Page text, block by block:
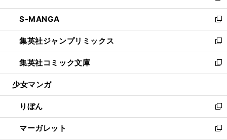
開
く
ウ
で
開
く
ン
ド
ウ
で
開
く
ウ
ィ
ン
ド
ウ
で
開
し
い
ウ
ィ
ン
ド
ウ
開
く
S-MANGA
新
し
い
ウ
ィ
ン
ウ
で
開
く
集英社ジャンプリミックス
新
し
い
ウ
ン
ド
ウ
で
集英社コミック文庫
新
し
ウ
ィ
ン
ド
少女マンガ
りぼん
新
し
い
マーガレット
新